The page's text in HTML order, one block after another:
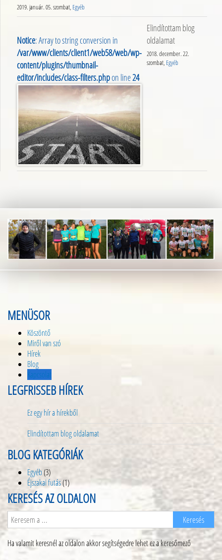
2019. január. 05. szombat, Egyéb
Notice: Array to string conversion in
/var/www/clients/client1/web58/web/wp-
content/plugins/thumbnail-
editor/includes/class-filters.phpon line24
Elindítottam blog
oldalamat
2018. december. 22.
szombat, Egyéb
MENÜSOR
Köszöntő
Miről van szó
Hírek
Blog
Kapcsolat
LEGFRISSEB HÍREK
Ez egy hír a hírekből
Elindítottam blog oldalamat
BLOG KATEGÓRIÁK
Egyéb(3)
Éjszakai futás(1)
KERESÉS AZ OLDALON
Ha valamit keresnél az oldalon akkor segítségedre lehet ez a keresőmező